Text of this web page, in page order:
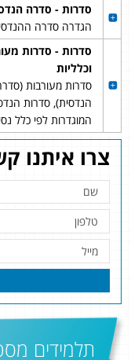
צרו איתנו
תלמידים
סדרות - סדרה
הגדרה סדרה
סדרות - סדרות
וכלליות
סדרות מעורבות
הנדסית), סדרות
המוגדרות לפי כלל